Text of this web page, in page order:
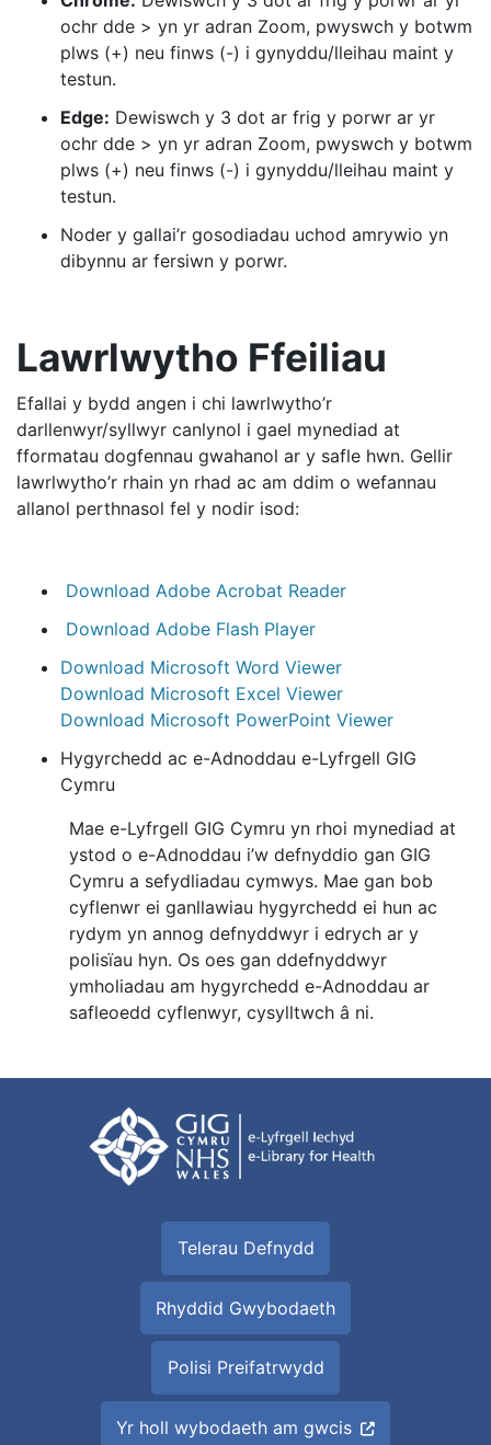
ochr dde > yn yr adran Zoom, pwyswch y botwm
plws (+) neu finws (-) i gynyddu/lleihau maint y
testun.
Edge: Dewiswch y 3 dot ar frig y porwr ar yr
ochr dde > yn yr adran Zoom, pwyswch y botwm
plws (+) neu finws (-) i gynyddu/lleihau maint y
testun.
Noder y gallai’r gosodiadau uchod amrywio yn
dibynnu ar fersiwn y porwr.
Lawrlwytho Ffeiliau
Efallai y bydd angen i chi lawrlwytho’r
darllenwyr/syllwyr canlynol i gael mynediad at
fformatau dogfennau gwahanol ar y safle hwn. Gellir
lawrlwytho’r rhain yn rhad ac am ddim o wefannau
allanol perthnasol fel y nodir isod:
Download Adobe Acrobat Reader
Download Adobe Flash Player
Download Microsoft Word Viewer
Download Microsoft Excel Viewer
Download Microsoft PowerPoint Viewer
Hygyrchedd ac e-Adnoddau e-Lyfrgell GIG
Cymru
Mae e-Lyfrgell GIG Cymru yn rhoi mynediad at
ystod o e-Adnoddau i’w defnyddio gan GIG
Cymru a sefydliadau cymwys. Mae gan bob
cyflenwr ei ganllawiau hygyrchedd ei hun ac
rydym yn annog defnyddwyr i edrych ar y
polisïau hyn. Os oes gan ddefnyddwyr
ymholiadau am hygyrchedd e-Adnoddau ar
safleoedd cyflenwyr, cysylltwch â ni.
Telerau Defnydd
Rhyddid Gwybodaeth
Polisi Preifatrwydd
Yr holl wybodaeth am gwcis